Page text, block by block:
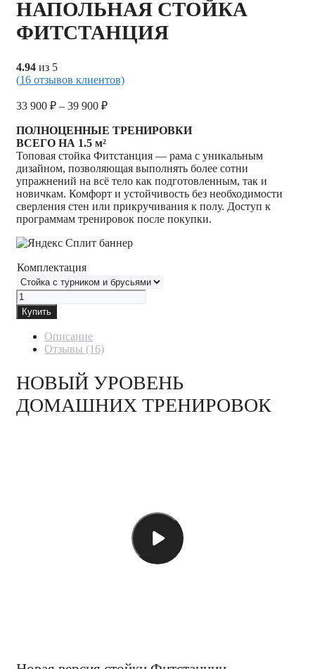
НАПОЛЬНАЯ СТОЙКА
ФИТСТАНЦИЯ
4.94 из 5
(16 отзывов клиентов)
33 900 ₽ – 39 900 ₽
ПОЛНОЦЕННЫЕ ТРЕНИРОВКИ
ВСЕГО НА 1.5 м²
Топовая стойка Фитстанция — рама с уникальным
дизайном, позволяющая выполнять более сотни
упражнений на всё тело как подготовленным, так и
новичкам. Комфорт и устойчивость без необходимости
сверления стен или прикручивания к полу. Доступ к
программам тренировок после покупки.
Комплектация
Количество
Напольная
стойка
Фитстанция
Купить
Описание
Отзывы (16)
НОВЫЙ УРОВЕНЬ
ДОМАШНИХ ТРЕНИРОВОК